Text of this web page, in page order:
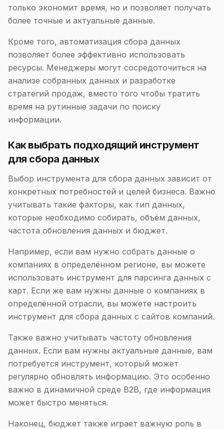
только экономит время, но и позволяет получать
более точные и актуальные данные.
Кроме того, автоматизация сбора данных
позволяет более эффективно использовать
ресурсы. Менеджеры могут сосредоточиться на
анализе собранных данных и разработке
стратегий продаж, вместо того чтобы тратить
время на рутинные задачи по поиску
информации.
Как выбрать подходящий инструмент
для сбора данных
Выбор инструмента для сбора данных зависит от
конкретных потребностей и целей бизнеса. Важно
учитывать такие факторы, как тип данных,
которые необходимо собирать, объём данных,
частота обновления данных и бюджет.
Например, если вам нужно собрать данные о
компаниях в определённом регионе, вы можете
использовать инструмент для парсинга данных с
карт. Если же вам нужны данные о компаниях в
определённой отрасли, вы можете настроить
инструмент для сбора данных с сайтов компаний.
Также важно учитывать частоту обновления
данных. Если вам нужны актуальные данные, вам
потребуется инструмент, который может
регулярно обновлять информацию. Это особенно
важно в динамичной среде B2B, где информация
может быстро меняться.
Наконец, бюджет также играет важную роль в